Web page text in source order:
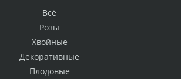
Всё
Розы
Хвойные
Декоративные
Плодовые